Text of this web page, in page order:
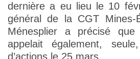
dernière a eu lieu le 10
général de la CGT Mines-
Ménesplier a précisé que
appelait également,
d’actions le 25 mars.